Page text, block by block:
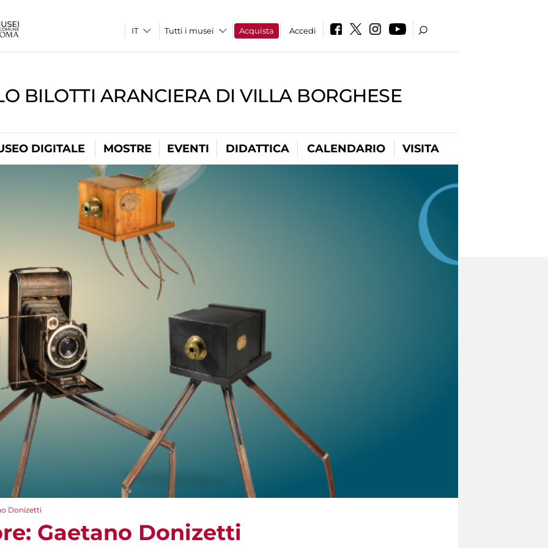
Tutti i musei Acquista Accedi
BILOTTI ARANCIERA DI VILLA BORGHESE
DIGITALE MOSTRE EVENTI DIDATTICA CALENDARIO VISITA
Donizetti
Gaetano Donizetti